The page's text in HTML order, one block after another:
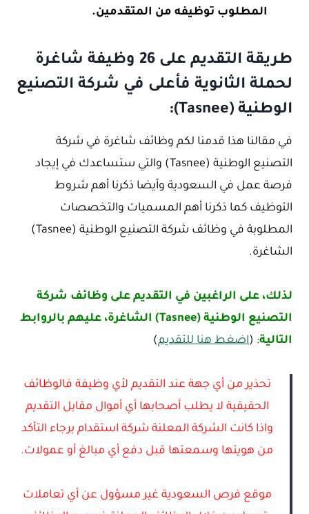
المطلوب توظيفه من المتقدمين.
طريقة التقديم على 26 وظيفة شاغرة
لحملة الثانوية فأعلى في شركة التصنيع
الوطنية (Tasnee):
في مقالنا هذا قدمنا لكم وظائف شاغرة في شركة
التصنيع الوطنية (Tasnee) والتي ستساعدك في إيجاد
فرصة عمل في السعودية وأيضا ذكرنا أهم شروط
التوظيف كما ذكرنا أهم المسميات والتخصصات
المطلوبة في وظائف شركة التصنيع الوطنية (Tasnee)
الشاغرة.
لذلك، على الراغبين في التقديم على وظائف شركة
التصنيع الوطنية (Tasnee) الشاغرة، عليهم بالروابط
التالية: (اضغط هنا للتقديم)
تحذير من أي جهة عند التقديم لأي وظيفة فالوظائف
الحقيقية لا يطلب أصحابها أي أموال مقابل التقديم
واذا كانت الشركة المعلنة شركة استقدام برجاء التأكد
من هويتها وسمعتها قبل دفع أي مبالغ أو عمولات.
موقع فرص السعودية غير مسؤول عن أي تعاملات